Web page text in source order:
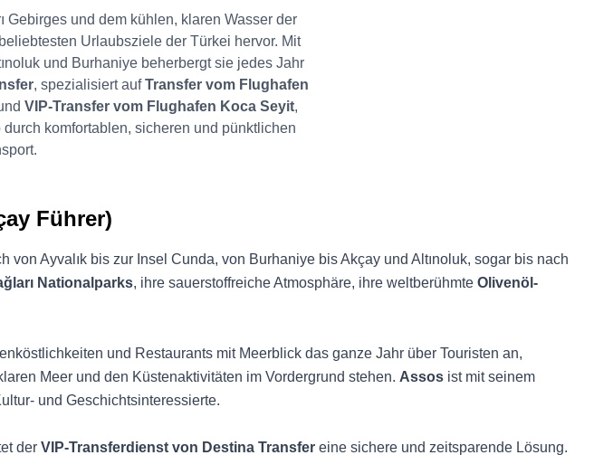
Gebirges und dem kühlen, klaren Wasser der
Urlaubsziele der Türkei hervor. Mit
und Burhaniye beherbergt sie jedes Jahr
, spezialisiert aufTransfer vom Flughafen
VIP-Transfer vom Flughafen Koca Seyit,
komfortablen, sicheren und pünktlichen
Führer)
Ayvalık bis zur Insel Cunda, von Burhaniye bis Akçay und Altınoluk, sogar bis nach
Nationalparks, ihre sauerstoffreiche Atmosphäre, ihre weltberühmte Olivenöl-
und Restaurants mit Meerblick das ganze Jahr über Touristen an,
Meer und den Küstenaktivitäten im Vordergrund stehen. Assos ist mit seinem
und Geschichtsinteressierte.
der VIP-Transferdienst von Destina Transfer eine sichere und zeitsparende Lösung.